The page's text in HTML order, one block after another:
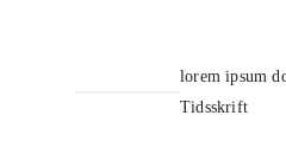
lorem ipsum
Tidsskrift